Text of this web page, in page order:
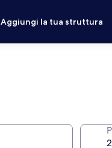
Aggiungi la tua struttura